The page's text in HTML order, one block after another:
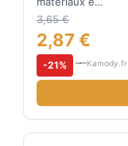
3,65 €
2,87 €
-21% Kamody.fr